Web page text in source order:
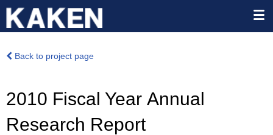
Back to project page
2010 Fiscal Year Annual
Research Report